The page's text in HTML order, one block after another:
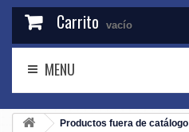
Carrito vacío
MENU
Productos fuera de catálogo